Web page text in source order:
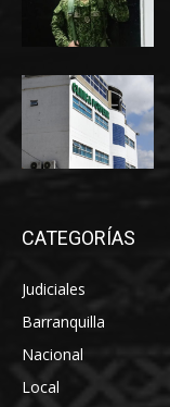
CATEGORÍAS
Judiciales
Barranquilla
Nacional
Local